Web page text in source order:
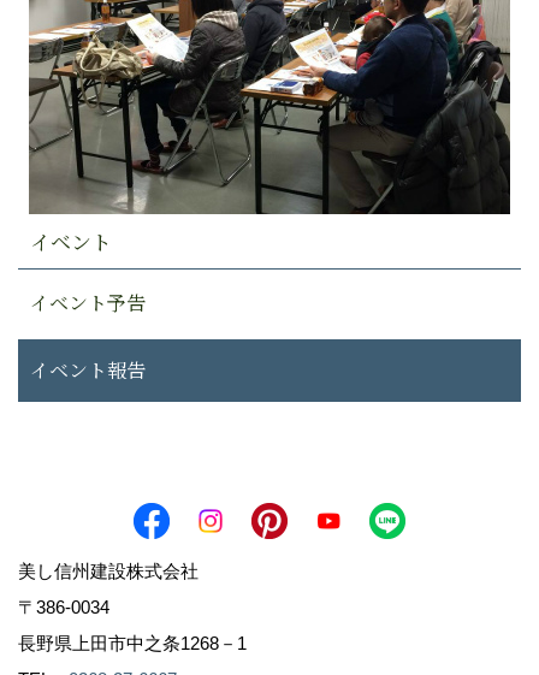
イベント
イベント予告
イベント報告
美し信州建設株式会社
〒386-0034
長野県上田市中之条1268－1